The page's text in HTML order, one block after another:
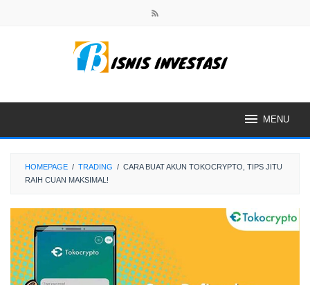
MENU
HOMEPAGE / TRADING / CARA BUAT AKUN TOKOCRYPTO, TIPS JITU
RAIH CUAN MAKSIMAL!